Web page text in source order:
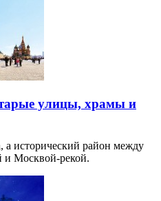
улицы, храмы и
исторический район между
и Москвой-рекой.